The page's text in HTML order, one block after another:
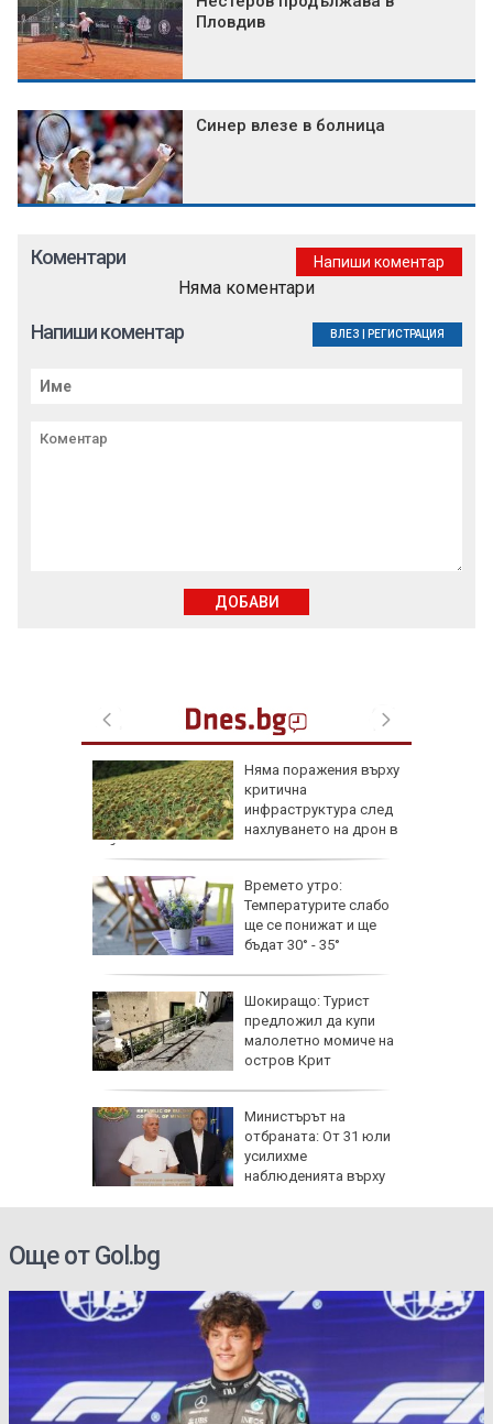
Пловдив
Синер влезе в болница
Няма поражения върху
критична
инфраструктура след
нахлуването на дрон в
небето ни
Времето утро:
Температурите слабо
ще се понижат и ще
бъдат 30° - 35°
Шокиращо: Турист
предложил да купи
малолетно момиче на
остров Крит
Министърът на
отбраната: От 31 юли
усилихме
наблюденията върху
Коментари Напиши коментар
Няма коментари
Напиши коментар ВЛЕЗ РЕГИСТРАЦИЯ
ДОБАВИ
Още от Gol.bg